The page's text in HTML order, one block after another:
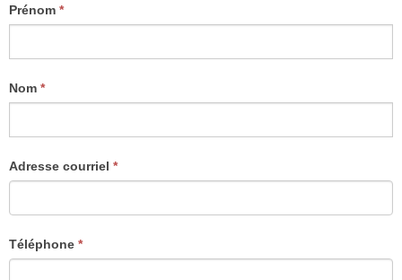
Formations
sur mesure
Prénom *
Nom *
Adresse courriel *
Téléphone *